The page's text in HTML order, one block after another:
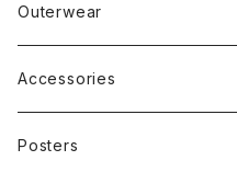
Band
Other
Rap
Band
Other
Outerwear
Accessories
Cap
Posters